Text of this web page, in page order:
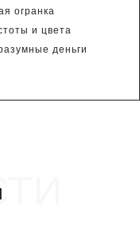
огранка
и цвета
деньги